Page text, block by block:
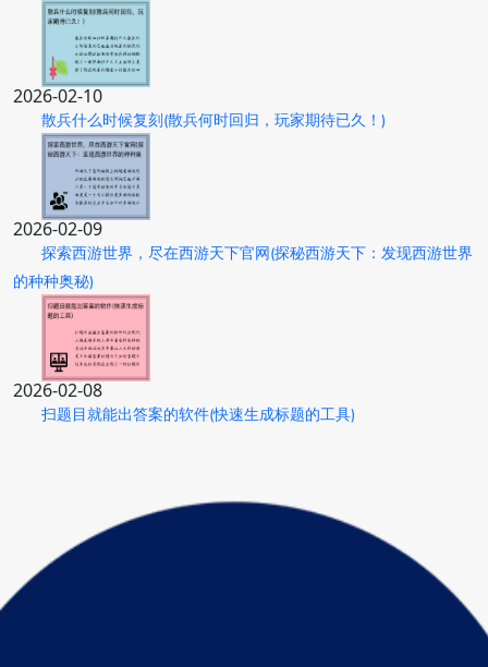
2026-02-10
散兵什么时候复刻(散兵何时回归，玩家期待已久！)
2026-02-09
探索西游世界，尽在西游天下官网(探秘西游天下：发现西游世界
的种种奥秘)
2026-02-08
扫题目就能出答案的软件(快速生成标题的工具)